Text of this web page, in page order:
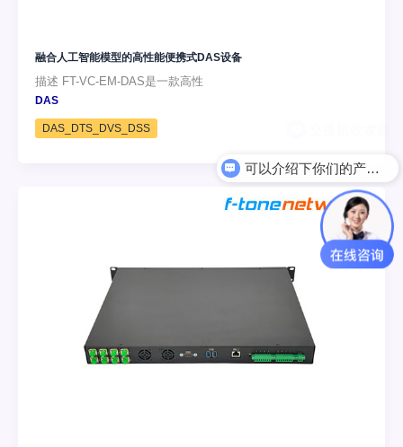
融合人工智能模型的高性能便携式DAS设备
描述 FT-VC-EM-DAS是一款高性
DAS
DAS_DTS_DVS_DSS
可以介绍下你们的产品么